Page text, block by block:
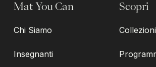
Mat You Can
Chi Siamo
Insegnanti
Scopri
Collezioni